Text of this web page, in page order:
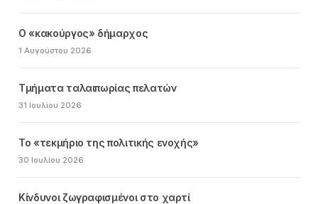
Ο «κακούργος» δήμαρχος
1 Αυγούστου 2026
Τμήματα ταλαιπωρίας πελατών
31 Ιουλίου 2026
Το «τεκμήριο της πολιτικής ενοχής»
30 Ιουλίου 2026
Κίνδυνοι ζωγραφισμένοι στο χαρτί